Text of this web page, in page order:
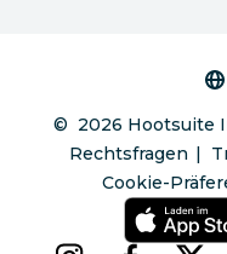
© 2026 Hootsuite
Rechtsfragen
Cookie-